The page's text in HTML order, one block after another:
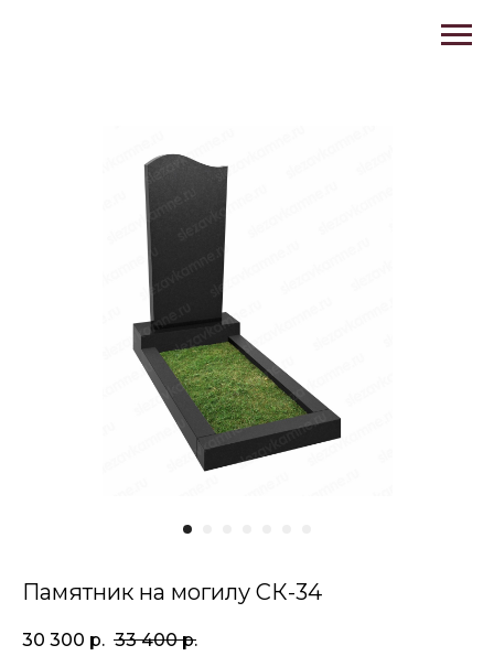
Памятник на могилу СК-34
30 300 р. 33 400 р.